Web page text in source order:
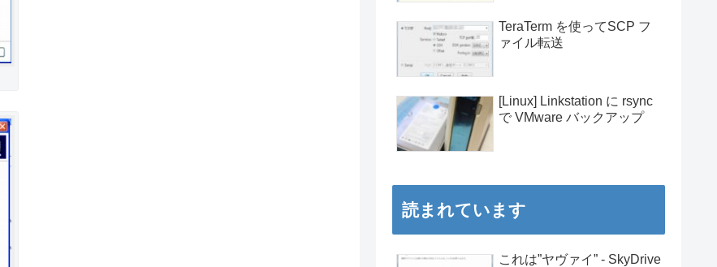
TeraTerm を使ってSCP フ
ァイル転送
[Linux] Linkstation に rsync
で VMware バックアップ
読まれています
これは”ヤヴァイ” - SkyDrive